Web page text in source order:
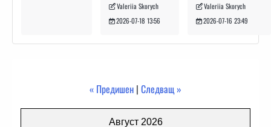
Valeriia Skorych
2026-07-18 13:56
Valeriia Skorych
2026-07-16 23:49
« Предишен | Следващ »
Август 2026